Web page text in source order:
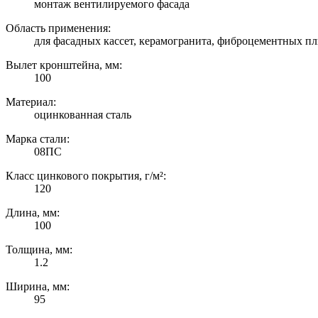
монтаж вентилируемого фасада
Область применения:
для фасадных кассет, керамогранита, фиброцементных
Вылет кронштейна, мм:
100
Материал:
оцинкованная сталь
Марка стали:
08ПС
Класс цинкового покрытия, г/м²:
120
Длина, мм:
100
Толщина, мм:
1.2
Ширина, мм:
95